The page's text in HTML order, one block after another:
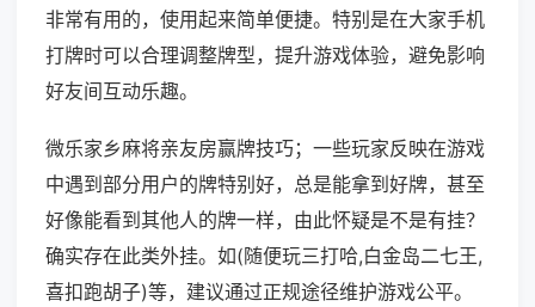
非常有用的，使用起来简单便捷。特别是在大家手机
打牌时可以合理调整牌型，提升游戏体验，避免影响
好友间互动乐趣。
微乐家乡麻将亲友房赢牌技巧；一些玩家反映在游戏
中遇到部分用户的牌特别好，总是能拿到好牌，甚至
好像能看到其他人的牌一样，由此怀疑是不是有挂？
确实存在此类外挂。如(随便玩三打哈,白金岛二七王,
喜扣跑胡子)等，建议通过正规途径维护游戏公平。